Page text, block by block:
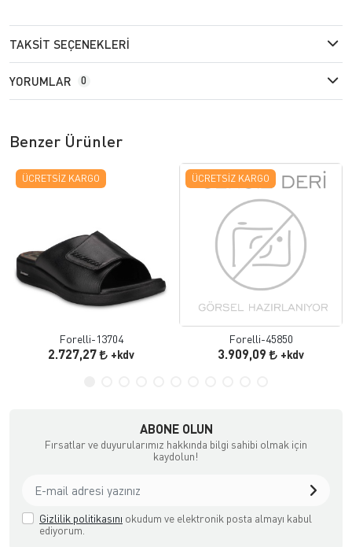
TAKSIT SEÇENEKLERI
YORUMLAR 0
Benzer Ürünler
ÜCRETSIZ KARGO
Forelli-13704
2.727,27 +kdv
ÜCRETSIZ KARGO
Forelli-45850
3.909,09 +kdv
ABONE OLUN
Fırsatlar ve duyurularımız hakkında bilgi sahibi olmak için
kaydolun!
Gizlilik politikasını okudum ve elektronik posta almayı kabul
ediyorum.